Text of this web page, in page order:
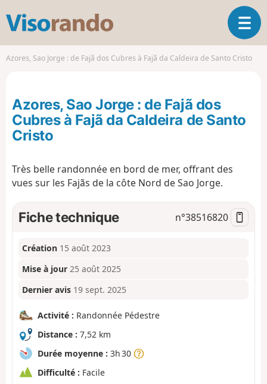
s
o
d
o
O
u
v
a
n
t
o
Azores, Sao Jorge : de Fajã dos Cubres à Fajã da Caldeira de Santo Cristo
Azores, Sao Jorge : de Fajã dos
Cubres à Fajã da Caldeira de Santo
Cristo
Très belle randonnée en bord de mer, offrant des
vues sur les Fajãs de la côte Nord de Sao Jorge.
Fiche technique n°38516820
Création 15 août 2023
Mise à jour 25 août 2025
Dernier avis 19 sept. 2025
Activité : Randonnée Pédestre
Distance : 7,52 km
Durée moyenne : 3h 30
Difficulté : Facile